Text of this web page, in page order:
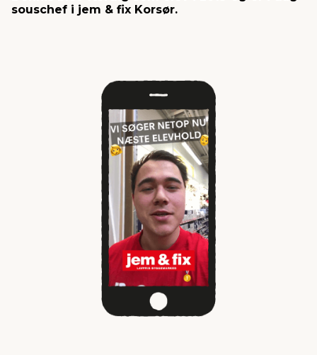
souschef i jem & fix Korsør.